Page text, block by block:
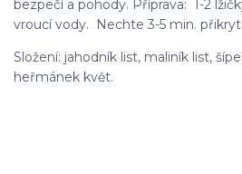
bezpečí a pohody. Příprava: 1-2
vroucí vody. Nechte 3-5 min.
Složení: jahodník list, maliník list,
heřmánek květ.